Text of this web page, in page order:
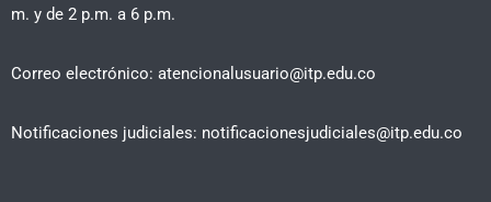
m. y de 2 p.m. a 6 p.m.
Correo electrónico: atencionalusuario@itp.edu.co
Notificaciones judiciales: notificacionesjudiciales@itp.edu.co